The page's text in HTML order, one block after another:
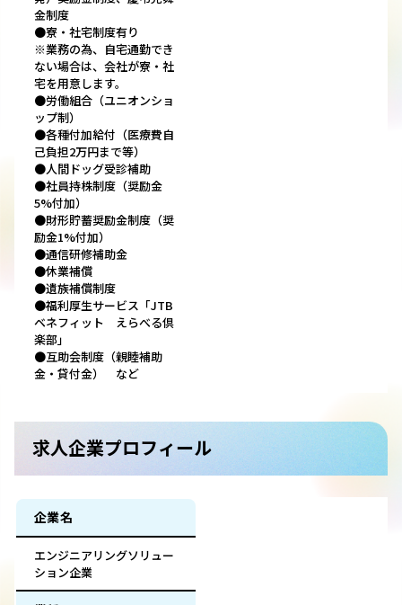
金制度
●寮・社宅制度有り
※業務の為、自宅通勤でき
ない場合は、会社が寮・社
宅を用意します。
●労働組合（ユニオンショ
ップ制）
●各種付加給付（医療費自
己負担2万円まで等）
●人間ドッグ受診補助
●社員持株制度（奨励金
5%付加）
●財形貯蓄奨励金制度（奨
励金1%付加）
●通信研修補助金
●休業補償
●遺族補償制度
●福利厚生サービス「JTB
ベネフィット えらべる倶
楽部」
●互助会制度（親睦補助
金・貸付金） など
求人企業プロフィール
企業名
エンジニアリングソリュー
ション企業